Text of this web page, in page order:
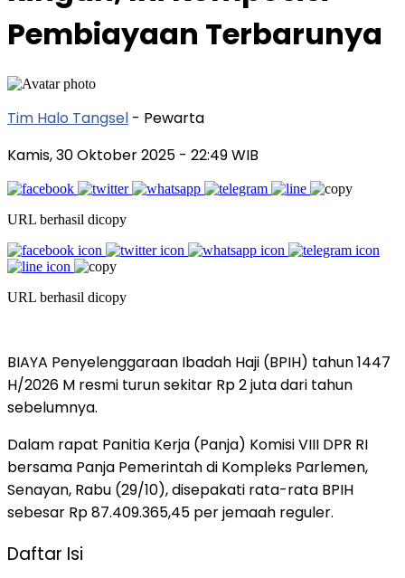
Pembiayaan Terbarunya
Tim Halo Tangsel - Pewarta
Kamis, 30 Oktober 2025 - 22:49 WIB
URL berhasil dicopy
URL berhasil dicopy
BIAYA Penyelenggaraan Ibadah Haji (BPIH) tahun 1447
H/2026 M resmi turun sekitar Rp 2 juta dari tahun
sebelumnya.
Dalam rapat Panitia Kerja (Panja) Komisi VIII DPR RI
bersama Panja Pemerintah di Kompleks Parlemen,
Senayan, Rabu (29/10), disepakati rata-rata BPIH
sebesar Rp 87.409.365,45 per jemaah reguler.
Daftar Isi